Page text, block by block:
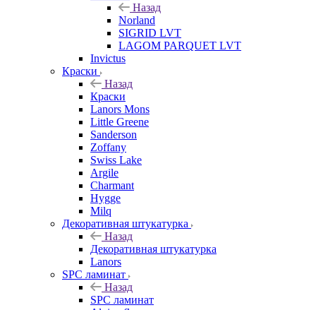
Назад
Norland
SIGRID LVT
LAGOM PARQUET LVT
Invictus
Краски
Назад
Краски
Lanors Mons
Little Greene
Sanderson
Zoffany
Swiss Lake
Argile
Charmant
Hygge
Milq
Декоративная штукатурка
Назад
Декоративная штукатурка
Lanors
SPC ламинат
Назад
SPC ламинат